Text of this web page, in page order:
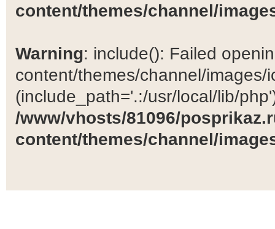
content/themes/channel/
Warning: include(): Failed
content/themes/channel/images/
(include_path='.:/usr/local/lib/
/www/vhosts/81096/
content/themes/channel/